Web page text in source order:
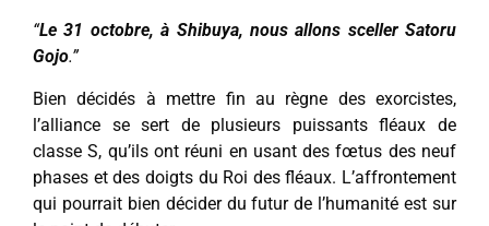
“Le 31 octobre, à Shibuya, nous allons sceller Satoru
Gojo.”
Bien décidés à mettre fin au règne des exorcistes,
l’alliance se sert de plusieurs puissants fléaux de
classe S, qu’ils ont réuni en usant des fœtus des neuf
phases et des doigts du Roi des fléaux. L’affrontement
qui pourrait bien décider du futur de l’humanité est sur